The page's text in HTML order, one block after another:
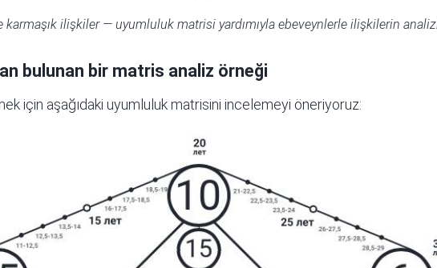
karmaşık ilişkiler — uyumluluk matrisi yardımıyla ebeveynlerle ilişkilerin
bulunan bir matris analiz örneği
için aşağıdaki uyumluluk matrisini incelemeyi öneriyoruz: